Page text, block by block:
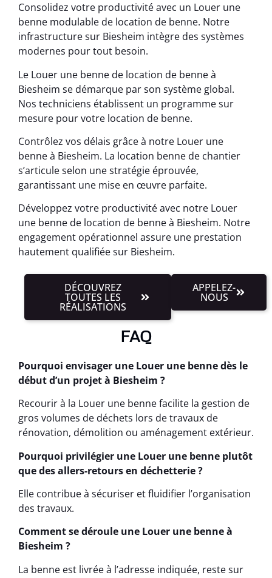
Consolidez votre productivité avec un Louer une
benne modulable de location de benne. Notre
infrastructure sur Biesheim intègre des systèmes
modernes pour tout besoin.
Le Louer une benne de location de benne à
Biesheim se démarque par son système global.
Nos techniciens établissent un programme sur
mesure pour votre location de benne.
Contrôlez vos délais grâce à notre Louer une
benne à Biesheim. La location benne de chantier
s’articule selon une stratégie éprouvée,
garantissant une mise en œuvre parfaite.
Développez votre productivité avec notre Louer
une benne de location de benne à Biesheim. Notre
engagement opérationnel assure une prestation
hautement qualifiée sur Biesheim.
DÉCOUVREZ
TOUTES LES
RÉALISATIONS
APPELEZ-
NOUS
FAQ
Pourquoi envisager une Louer une benne dès le
début d’un projet à Biesheim ?
Recourir à la Louer une benne facilite la gestion de
gros volumes de déchets lors de travaux de
rénovation, démolition ou aménagement extérieur.
Pourquoi privilégier une Louer une benne plutôt
que des allers-retours en déchetterie ?
Elle contribue à sécuriser et fluidifier l’organisation
des travaux.
Comment se déroule une Louer une benne à
Biesheim ?
La benne est livrée à l’adresse indiquée, reste sur